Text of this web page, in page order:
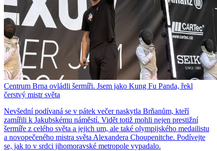
Centrum Brna ovládli šermíři. Jsem jako Kung Fu Panda, řekl
čerstvý mistr světa
Nevšední podívaná se v pátek večer naskytla Brňanům, kteří
zamířili k Jakubskému náměstí. Vidět totiž mohli nejen prestižní
šermíře z celého světa a jejich um, ale také olympijského medailistu
a novopečeného mistra světa Alexandera Choupenitche. Podívejte
se, jak to v srdci jihomoravské metropole vypadalo.